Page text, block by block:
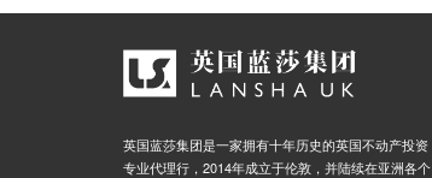
英国蓝莎集团是一家拥有十年历史的英国不动产投资
专业代理行，2014年成立于伦敦，并陆续在亚洲各个